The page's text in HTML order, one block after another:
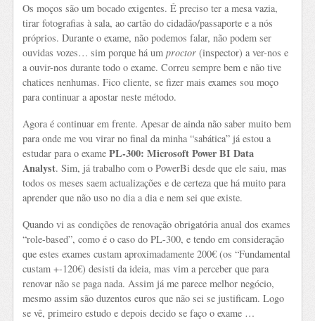
Os moços são um bocado exigentes. É preciso ter a mesa vazia,
tirar fotografias à sala, ao cartão do cidadão/passaporte e a nós
próprios. Durante o exame, não podemos falar, não podem ser
ouvidas vozes… sim porque há umproctor (inspector) a ver-nos e
a ouvir-nos durante todo o exame. Correu sempre bem e não tive
chatices nenhumas. Fico cliente, se fizer mais exames sou moço
para continuar a apostar neste método.
Agora é continuar em frente. Apesar de ainda não saber muito bem
para onde me vou virar no final da minha “sabática” já estou a
estudar para o examePL-300: Microsoft Power BI Data
Analyst. Sim, já trabalho com o PowerBi desde que ele saiu, mas
todos os meses saem actualizações e de certeza que há muito para
aprender que não uso no dia a dia e nem sei que existe.
Quando vi as condições de renovação obrigatória anual dos exames
“role-based”, como é o caso do PL-300, e tendo em consideração
que estes exames custam aproximadamente 200€ (os “Fundamental
custam +-120€) desisti da ideia, mas vim a perceber que para
renovar não se paga nada. Assim já me parece melhor negócio,
mesmo assim são duzentos euros que não sei se justificam. Logo
se vê, primeiro estudo e depois decido se faço o exame …